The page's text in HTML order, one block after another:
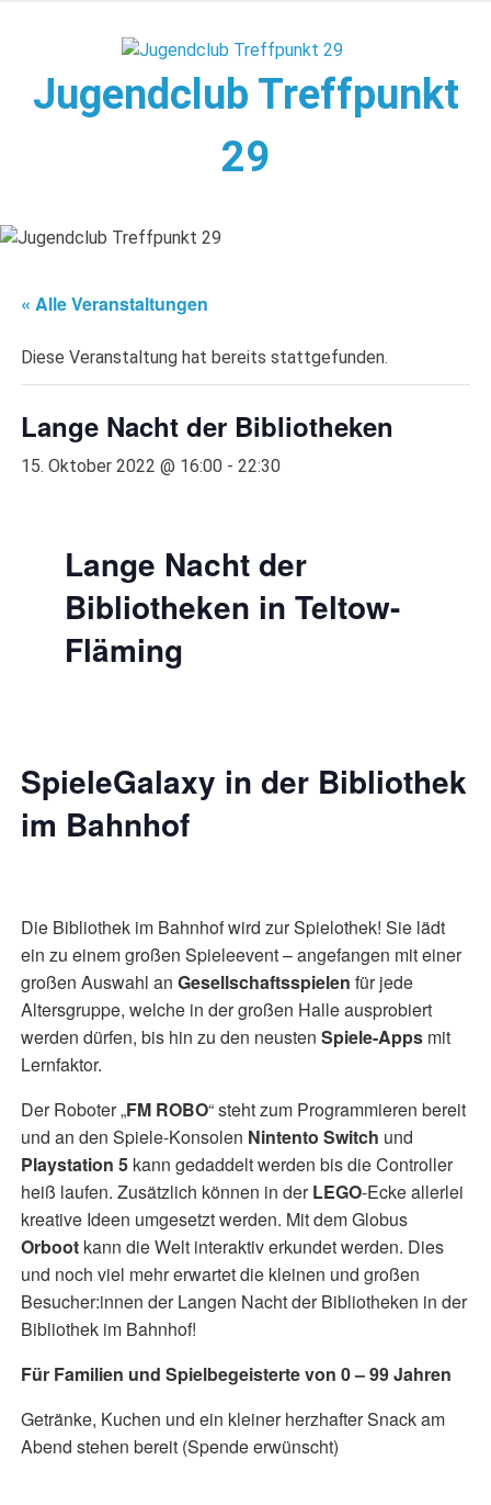
Jugendclub Treffpunkt
29
« Alle Veranstaltungen
Diese Veranstaltung hat bereits stattgefunden.
Lange Nacht der Bibliotheken
15. Oktober 2022 @ 16:00 -22:30
Lange Nacht der
Bibliotheken in Teltow-
Fläming
SpieleGalaxy in der Bibliothek
im Bahnhof
Die Bibliothek im Bahnhof wird zur Spielothek! Sie lädt
ein zu einem großen Spieleevent – angefangen mit einer
großen Auswahl anGesellschaftsspielen für jede
Altersgruppe, welche in der großen Halle ausprobiert
werden dürfen, bis hin zu den neustenSpiele-Apps mit
Lernfaktor.
Der Roboter „FM ROBO“ steht zum Programmieren bereit
und an den Spiele-Konsolen Nintento Switch und
Playstation 5 kann gedaddelt werden bis die Controller
heiß laufen. Zusätzlich können in derLEGO-Ecke allerlei
kreative Ideen umgesetzt werden. Mit dem Globus
Orboot kann die Welt interaktiv erkundet werden. Dies
und noch viel mehr erwartet die kleinen und großen
Besucher:innen der Langen Nacht der Bibliotheken in der
Bibliothek im Bahnhof!
Für Familien und Spielbegeisterte von 0 – 99 Jahren
Getränke, Kuchen und ein kleiner herzhafter Snack am
Abend stehen bereit (Spende erwünscht)